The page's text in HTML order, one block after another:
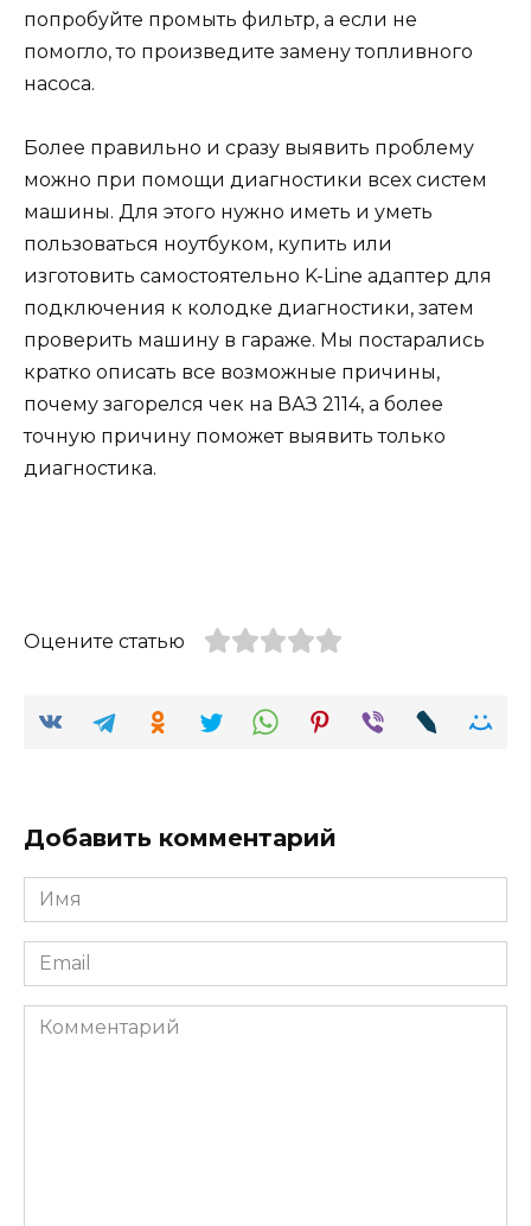
попробуйте промыть фильтр, а если не
помогло, то произведите замену топливного
насоса.
Более правильно и сразу выявить проблему
можно при помощи диагностики всех систем
машины. Для этого нужно иметь и уметь
пользоваться ноутбуком, купить или
изготовить самостоятельно K-Line адаптер для
подключения к колодке диагностики, затем
проверить машину в гараже. Мы постарались
кратко описать все возможные причины,
почему загорелся чек на ВАЗ 2114, а более
точную причину поможет выявить только
диагностика.
Оцените статью
Добавить комментарий
Имя
Email
Комментарий